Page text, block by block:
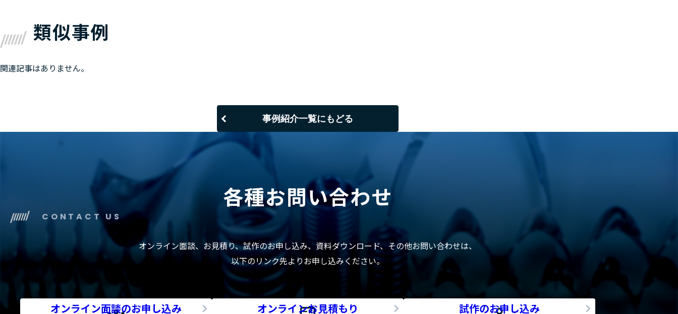
類似事例
関連記事はありません。
事例紹介一覧にもどる
各種お問い合わせ
CONTACT US
オンライン面談、お見積り、試作のお申し込み、資料ダウンロード、その他お問い合わせは、
以下のリンク先よりお申し込みください。
オンライン面談のお申し込み オンラインお見積もり 試作のお申し込み